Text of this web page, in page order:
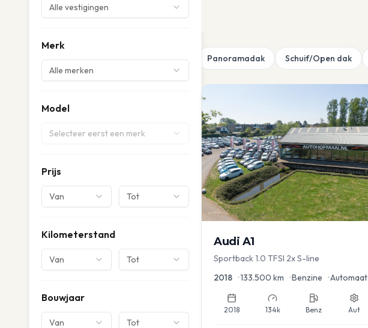
Alle vestigingen
Merk
Alle merken
Model
Selecteer eerst een merk
Prijs
Van Tot
Kilometerstand
Van Tot
Bouwjaar
Van Tot
Panoramadak Schuif/Open dak
Audi A1
Sportback 1.0 TFSI 2x S-line
2018 •133.500 km •Benzine •Automaat
2018 134k Benz Aut